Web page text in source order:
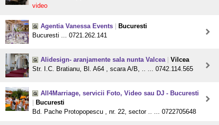
video
Agentia Vanessa Events
Bucuresti
Bucuresti ... 0721.262.141
Alidesign- aranjamente sala nunta Valcea
Vilcea
Str. I.C. Bratianu, Bl. A64 , scara A/B, .. ... 0742.114.565
All4Marriage, servicii Foto, Video sau DJ - Bucuresti
Bucuresti
Bd. Pache Protopopescu , nr. 22, sector .. ... 0722705648